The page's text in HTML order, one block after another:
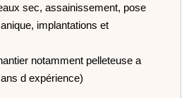
sec, assainissement, pose
implantations et
notamment pelleteuse a
d expérience)